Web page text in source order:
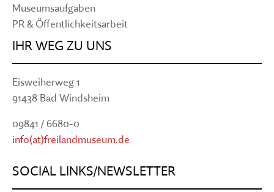
Museumsaufgaben
PR & Öffentlichkeitsarbeit
IHR WEG ZU UNS
Eisweiherweg 1
91438 Bad Windsheim
09841 / 6680-0
info(at)freilandmuseum.de
SOCIAL LINKS/NEWSLETTER